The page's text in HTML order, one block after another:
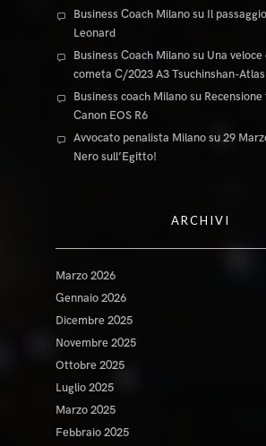
Business Coach Milanosu Il
Leonard
Business Coach Milanosu Una
cometa C/2023 A3 Tsuchinshan-Atlas
Business coach Milanosu
Canon EOS R6
Avvocato penalista Milanosu29
Nero sull’Egitto!
ARCHIVI
Marzo 2026
Gennaio 2026
Dicembre 2025
Novembre 2025
Ottobre 2025
Luglio 2025
Marzo 2025
Febbraio 2025